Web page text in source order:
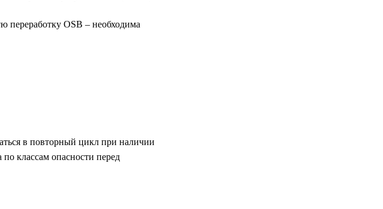
OSB – необходима
в повторный цикл при наличии
классам опасности перед